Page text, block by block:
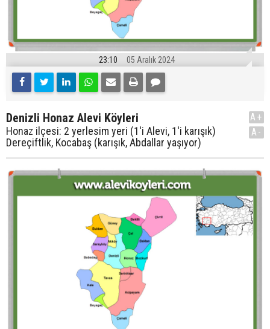
23:10 05 Aralık 2024
Denizli Honaz Alevi Köyleri
Honaz ilçesi: 2 yerlesim yeri (1'i Alevi, 1'i karışık)
Dereçiftlik, Kocabaş (karışık, Abdallar yaşıyor)
A+
A-